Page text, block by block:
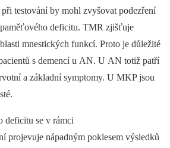
testování by mohl zvyšovat podezření
paměťového deficitu. TMR zjišťuje
mnestických funkcí. Proto je důležité
s demencí u AN. U AN totiž patří
a základní symptomy. U MKP jsou
deficitu se v rámci
projevuje nápadným poklesem výsledků